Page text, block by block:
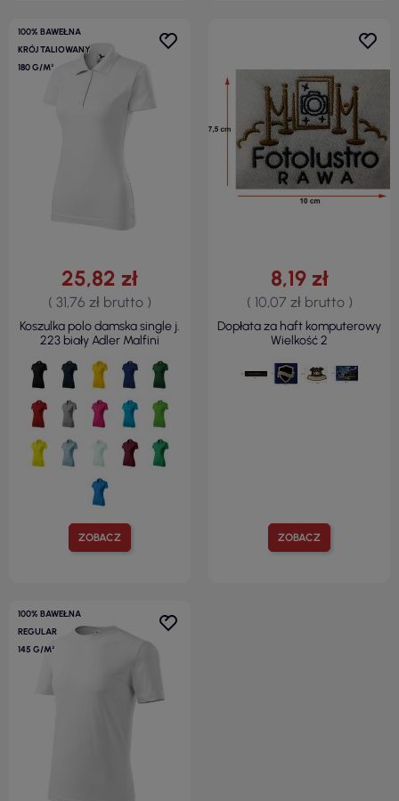
100% BAWEŁNA
KRÓJ TALIOWANY
180 G/M²
ZOBACZ
25,82 zł
( 31,76 zł brutto )
Koszulka polo damska single j.
223 biały Adler Malfini
ZOBACZ
8,19 zł
( 10,07 zł brutto )
Dopłata za haft komputerowy
Wielkość 2
100% BAWEŁNA
REGULAR
145 G/M²